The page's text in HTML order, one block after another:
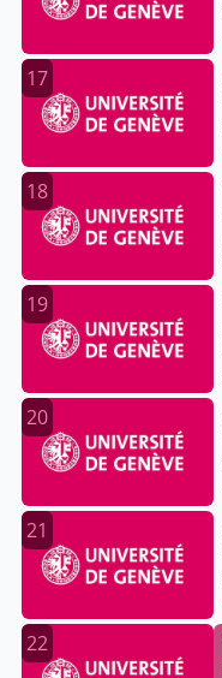
17
18
19
20
21
22